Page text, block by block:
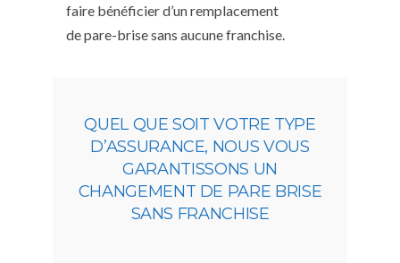
faire bénéficier d’un remplacement
de pare-brise sans aucune franchise.
QUEL QUE SOIT VOTRE TYPE
D’ASSURANCE, NOUS VOUS
GARANTISSONS UN
CHANGEMENT DE PARE BRISE
SANS FRANCHISE